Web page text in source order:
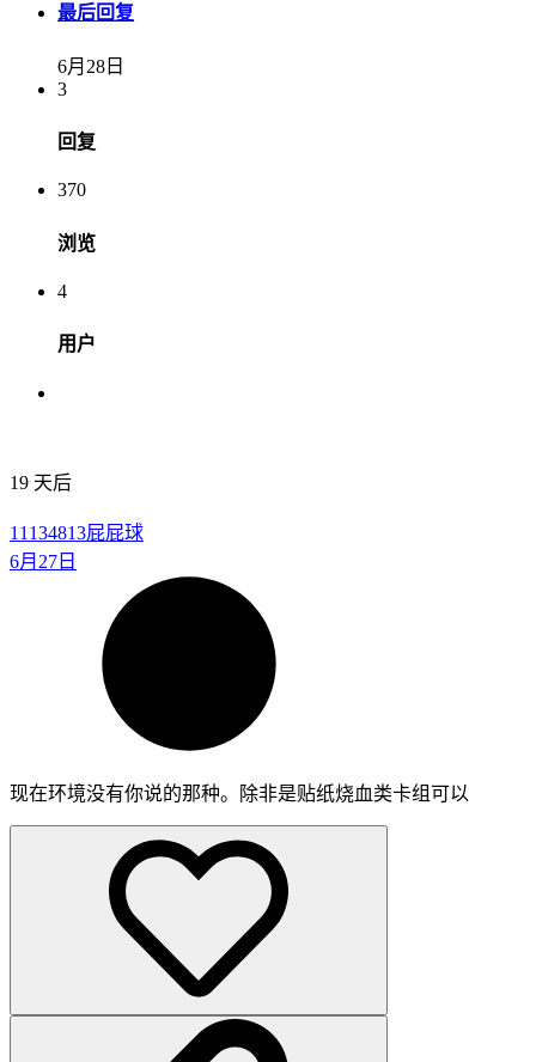
最后回复
6月28日
3
回复
370
浏览
4
用户
19 天后
11134813屁屁球
6月27日
现在环境没有你说的那种。除非是贴纸烧血类卡组可以